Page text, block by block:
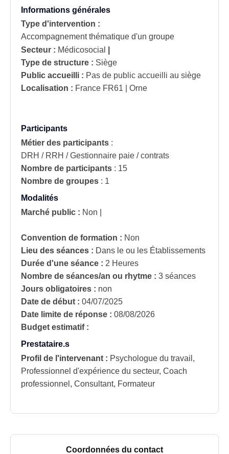
Informations générales
Type d'intervention :
Accompagnement thématique d'un groupe
Secteur : Médicosocial
Type de structure : Siège
Public accueilli : Pas de public accueilli au siège
Localisation : France FR61 | Orne
Participants
Métier des participants :
DRH / RRH / Gestionnaire paie / contrats
Nombre de participants : 15
Nombre de groupes : 1
Modalités
Marché public : Non
Convention de formation : Non
Lieu des séances : Dans le ou les Établissements
Durée d'une séance : 2 Heures
Nombre de séances/an ou rhytme : 3 séances
Jours obligatoires : non
Date de début : 04/07/2025
Date limite de réponse : 08/08/2026
Budget estimatif :
Prestataire.s
Profil de l'intervenant : Psychologue du travail,
Professionnel d'expérience du secteur, Coach
professionnel, Consultant, Formateur
Coordonnées du contact